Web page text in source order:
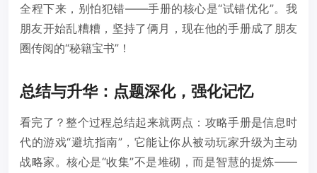
全程下来，别怕犯错——手册的核心是“试错优化”。我
朋友开始乱糟糟，坚持了俩月，现在他的手册成了朋友
圈传阅的“秘籍宝书”！
总结与升华：点题深化，强化记忆
看完了？整个过程总结起来就两点：攻略手册是信息时
代的游戏“避坑指南”，它能让你从被动玩家升级为主动
战略家。核心是“收集”不是堆砌，而是智慧的提炼——